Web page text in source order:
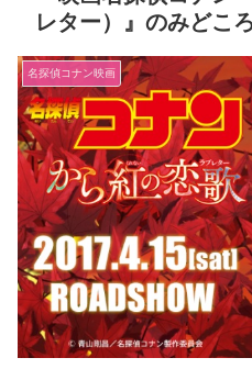
レター）』のみどこ
名探偵コナン映画